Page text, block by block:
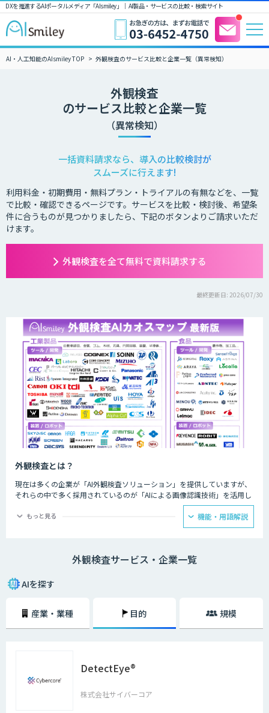
DXを推進するAIポータルメディア「AIsmiley」｜ AI製品・サービスの比較・検索サイト
AI・人工知能のAIsmiley TOP 外観検査のサービス比較と企業一覧（異常検知）
外観検査
のサービス比較と企業一覧
（異常検知）
一括資料請求なら、導入の比較検討が
スムーズに行えます!
利用料金・初期費用・無料プラン・トライアルの有無などを、一覧
で比較・確認できるページです。サービスを比較・検討後、希望条
件に合うものが見つかりましたら、下記のボタンよりご請求いただ
けます。
外観検査を全て無料で資料請求する
最終更新日: 2026/07/30
外観検査とは？
現在は多くの企業が「AI外観検査ソリューション」を提供していますが、
それらの中で多く採用されているのが「AIによる画像認識技術」を活用し
たものです。AIによる画像認識技術を活用することで、これまでの目視で
はもちろんのこと、画像検査機でも識別困難だった検査を実施することが
画像（もしくは良品画像）などを大量に収集して画像認識モデルの生成を
せていきます。
の判定結果を送信していくという流れです。もちろん、異常が見つかれば
もっと見る 機能・用語解説
外観検査サービス・企業一覧
AIを探す
産業・業種 目的 規模
DetectEye®
株式会社サイバーコア